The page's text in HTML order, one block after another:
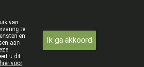
09 228 32 36
van
te
en
aan
u dit
voor
Ik ga akkoord